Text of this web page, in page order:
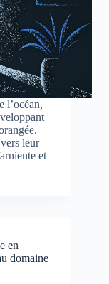
l’océan,
leur
et
en
domaine